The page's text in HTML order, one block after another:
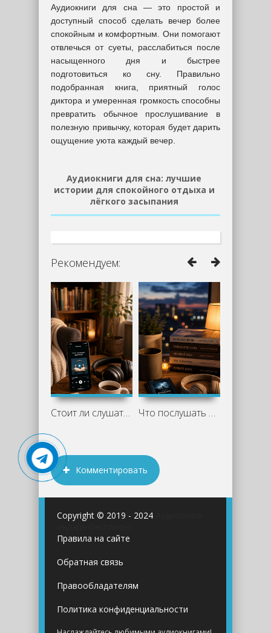
Аудиокниги для сна — это простой и
доступный способ сделать вечер более
спокойным и комфортным. Они помогают
отвлечься от суеты, расслабиться после
насыщенного дня и быстрее
подготовиться ко сну. Правильно
подобранная книга, приятный голос
диктора и умеренная громкость способны
превратить обычное прослушивание в
полезную привычку, которая будет дарить
ощущение уюта каждый вечер.
Аудиокниги для сна: лучшие
истории для спокойного отдыха и
лёгкого засыпания
Рекомендуем:
Стоит ли слушать аудиокниги: Что послушать вечером — атмосферные
Комментировать
Copyright © 2019 - 2024
Правила на сайте
Обратная связь
Правообладателям
Политика конфиденциальности